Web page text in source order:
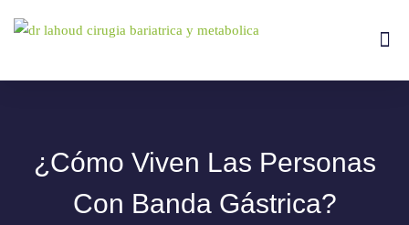
¿Cómo Viven Las Personas
Con Banda Gástrica?